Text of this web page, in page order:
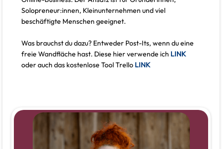
Solopreneur:innen, Kleinunternehmen und viel
beschäftigte Menschen geeignet.
Was brauchst du dazu? Entweder Post-Its, wenn du eine
freie Wandfläche hast. Diese hier verwende ich LINK
oder auch das kostenlose Tool Trello LINK